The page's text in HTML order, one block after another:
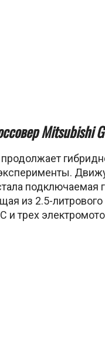
Mitsubishi
подключаемая
из 2.5-литрового
и трех